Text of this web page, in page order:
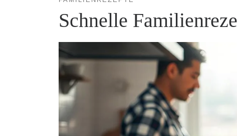
Schnelle